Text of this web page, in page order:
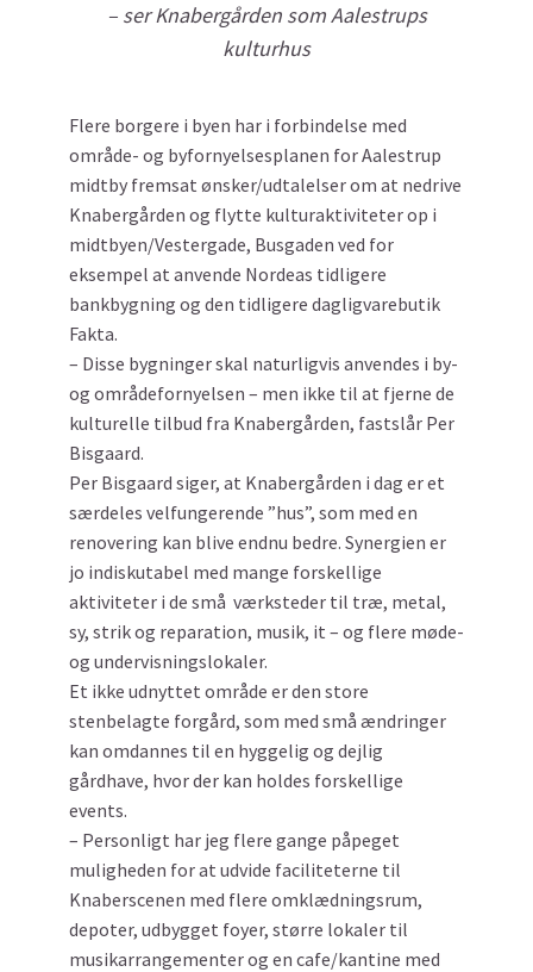
– ser Knabergården som Aalestrups
kulturhus
Flere borgere i byen har i forbindelse med
område- og byfornyelsesplanen for Aalestrup
midtby fremsat ønsker/udtalelser om at nedrive
Knabergården og flytte kulturaktiviteter op i
midtbyen/Vestergade, Busgaden ved for
eksempel at anvende Nordeas tidligere
bankbygning og den tidligere dagligvarebutik
Fakta.
– Disse bygninger skal naturligvis anvendes i by-
og områdefornyelsen – men ikke til at fjerne de
kulturelle tilbud fra Knabergården, fastslår Per
Bisgaard.
Per Bisgaard siger, at Knabergården i dag er et
særdeles velfungerende ”hus”, som med en
renovering kan blive endnu bedre. Synergien er
jo indiskutabel med mange forskellige
aktiviteter i de små værksteder til træ, metal,
sy, strik og reparation, musik, it – og flere møde-
og undervisningslokaler.
Et ikke udnyttet område er den store
stenbelagte forgård, som med små ændringer
kan omdannes til en hyggelig og dejlig
gårdhave, hvor der kan holdes forskellige
events.
– Personligt har jeg flere gange påpeget
muligheden for at udvide faciliteterne til
Knaberscenen med flere omklædningsrum,
depoter, udbygget foyer, større lokaler til
musikarrangementer og en cafe/kantine med